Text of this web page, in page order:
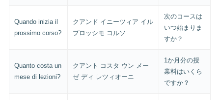
Quando inizia il
prossimo corso?
クアンド イニーツィア イル
プロッシモ コルソ
次のコースは
いつ始まりま
すか？
Quanto costa un
mese di lezioni?
クアント コスタ ウン メー
ゼ ディ レツィオーニ
1か月分の授
業料はいくら
ですか？